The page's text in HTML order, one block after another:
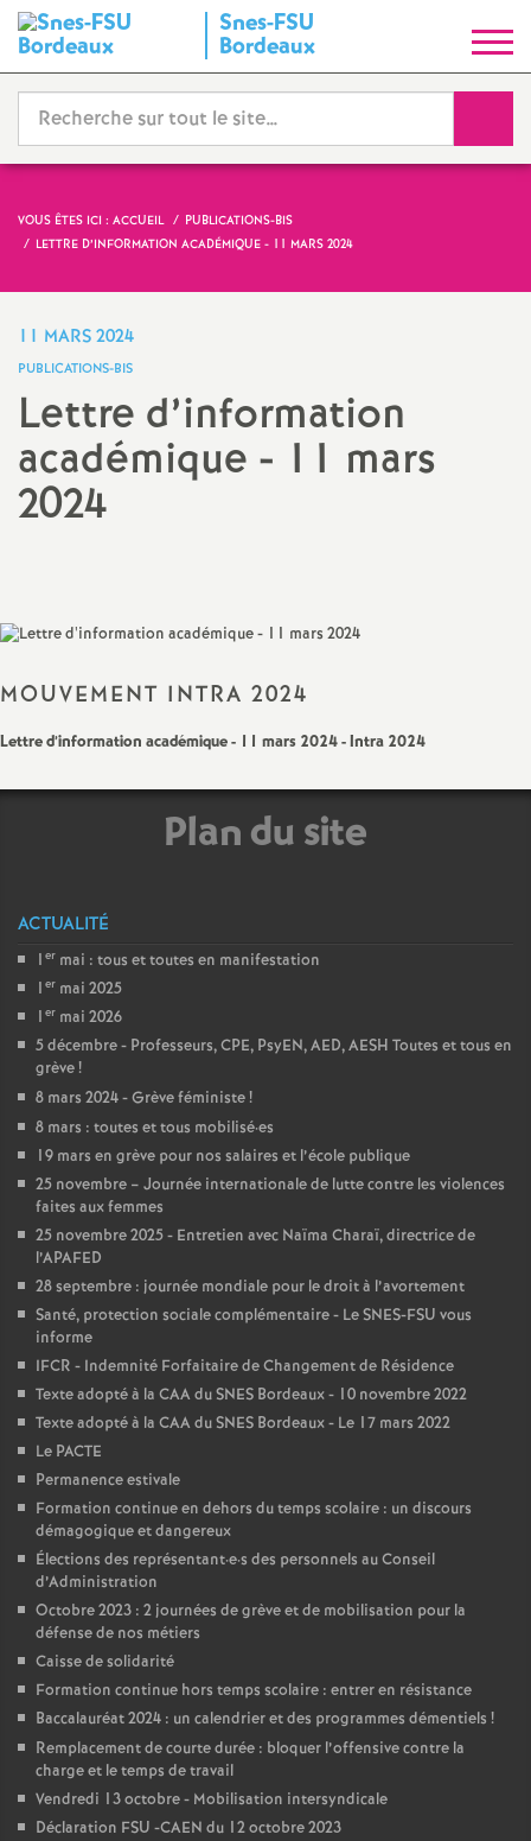
Snes-FSU
Bordeaux
y
n
i
a
t
o
l
e
s
E
n
s
e
i
g
n
e
m
e
n
VOUS ÊTES ICI : ACCUEIL
PUBLICATIONS-BIS
LETTRE D’INFORMATION ACADÉMIQUE - 11 MARS 2024
11 MARS 2024
PUBLICATIONS-BIS
Lettre d’information
académique - 11 mars
2024
MOUVEMENT INTRA 2024
Lettre d’information académique - 11 mars 2024 - Intra 2024
Plan du site
ACTUALITÉ
1 er mai : tous et toutes en manifestation
1 er mai 2025
1 er mai 2026
5 décembre - Professeurs, CPE, PsyEN, AED, AESH Toutes et tous en
grève!
8 mars 2024 - Grève féministe!
8 mars : toutes et tous mobilisé·es
19 mars en grève pour nos salaires et l’école publique
25 novembre – Journée internationale de lutte contre les violences
faites aux femmes
25 novembre 2025 - Entretien avec Naïma Charaï, directrice de
l’APAFED
28 septembre : journée mondiale pour le droit à l’avortement
Santé, protection sociale complémentaire - Le SNES-FSU vous
informe
IFCR - Indemnité Forfaitaire de Changement de Résidence
Texte adopté à la CAA du SNES Bordeaux - 10 novembre 2022
Texte adopté à la CAA du SNES Bordeaux - Le 17 mars 2022
Le PACTE
Permanence estivale
Formation continue en dehors du temps scolaire : un discours
démagogique et dangereux
Élections des représentant·e·s des personnels au Conseil
d’Administration
Octobre 2023 : 2 journées de grève et de mobilisation pour la
défense de nos métiers
Caisse de solidarité
Formation continue hors temps scolaire : entrer en résistance
Baccalauréat 2024 : un calendrier et des programmes démentiels !
Remplacement de courte durée : bloquer l’offensive contre la
charge et le temps de travail
Vendredi 13 octobre - Mobilisation intersyndicale
Déclaration FSU -CAEN du 12 octobre 2023